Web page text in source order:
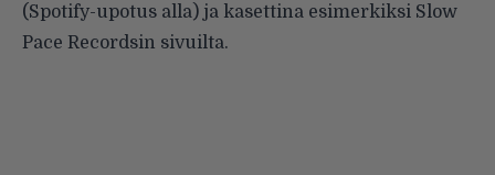
(Spotify-upotus alla) ja kasettina esimerkiksi Slow
Pace Recordsin sivuilta.